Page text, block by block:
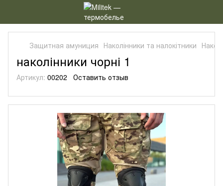
Защитная амуниция Наколінники та налокітники
наколінники чорні 1
Артикул: 00202 Оставить отзыв